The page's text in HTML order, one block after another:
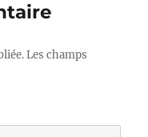
Les champs